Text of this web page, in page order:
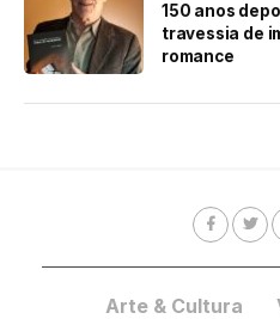
150 anos
travessia de
romance
Arte & Cultura